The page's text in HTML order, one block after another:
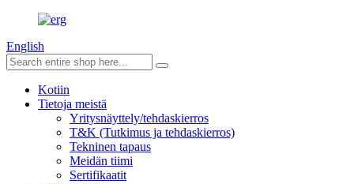
English
Kotiin
Tietoja meistä
Yritysnäyttely/tehdaskierros
T&K (Tutkimus ja tehdaskierros)
Tekninen tapaus
Meidän tiimi
Sertifikaatit